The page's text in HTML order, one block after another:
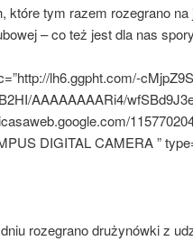
które tym razem rozegrano
– co też jest dla nas
lh6.ggpht.com/-
AAAAAAAARi4/
DIGITAL CAMERA ”
rozegrano drużynówki z